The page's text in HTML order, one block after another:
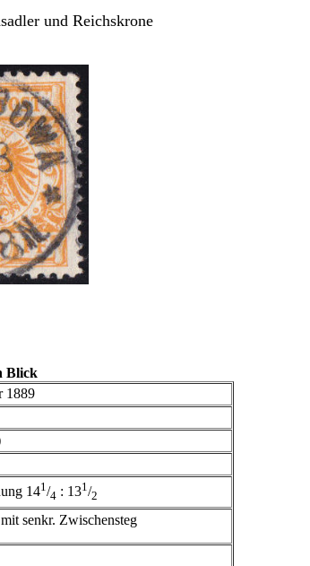
und Reichskrone
Blick
1889
141 /4 : 131 /2
senkr. Zwischensteg